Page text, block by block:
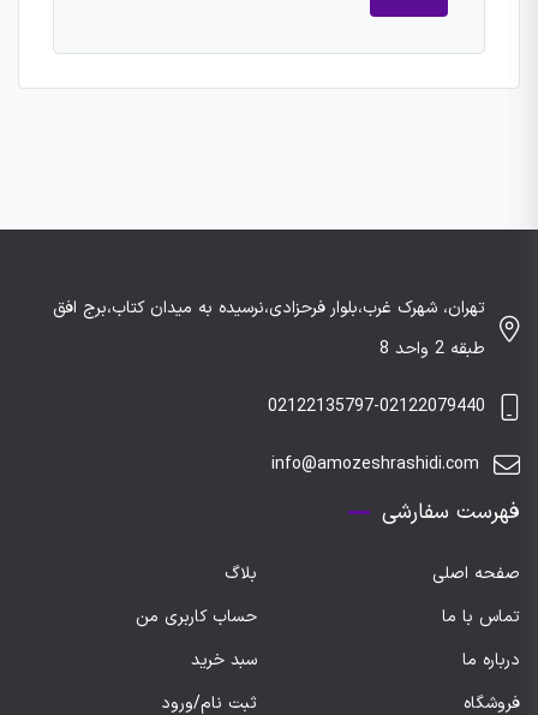
تهران، شهرک غرب،بلوار فرحزادی،نرسیده به میدان کتاب،برج افق
طبقه 2 واحد 8
02122135797-02122079440
info@amozeshrashidi.com
فهرست سفارشی
صفحه اصلی
بلاگ
تماس با ما
حساب کاربری من
درباره ما
سبد خرید
فروشگاه
ثبت نام/ورود